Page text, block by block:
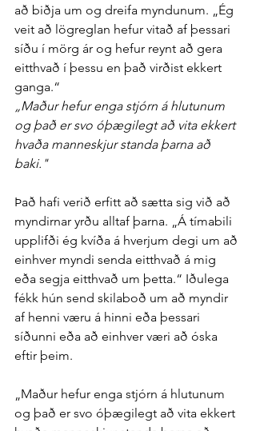
að biðja um og dreifa myndunum. „Ég
veit að lög­reglan hefur vitað af þessari
síðu í mörg ár og hefur reynt að gera
eitt­hvað í þessu en það virðist ekkert
ganga.“
„Maður hefur enga stjórn á hlutunum
og það er svo ó­þægi­legt að vita ekkert
hvaða mann­eskjur standa þarna að
baki."
Það hafi verið erfitt að sætta sig við að
myndirnar yrðu alltaf þarna. „Á tíma­bili
upp­lifði ég kvíða á hverjum degi um að
ein­hver myndi senda eitt­hvað á mig
eða segja eitt­hvað um þetta.“ Iðu­lega
fékk hún send skila­boð um að myndir
af henni væru á hinni eða þessari
síðunni eða að ein­hver væri að óska
eftir þeim.
„Maður hefur enga stjórn á hlutunum
og það er svo ó­þægi­legt að vita ekkert